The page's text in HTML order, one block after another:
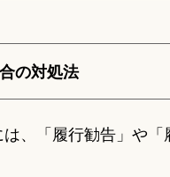
の対処法
、「履行勧告」や